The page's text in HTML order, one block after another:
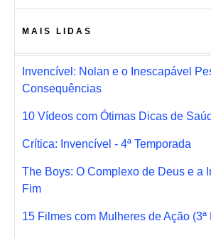
MAIS LIDAS
Invencível: Nolan e o Inescapável
Consequências
10 Vídeos com Ótimas Dicas de
Crítica: Invencível - 4ª Temporada
The Boys: O Complexo de Deus e a
Fim
15 Filmes com Mulheres de Ação (3ª